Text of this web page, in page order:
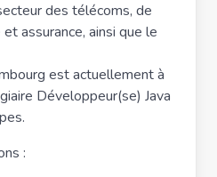
des télécoms, de
assurance, ainsi que le
est actuellement à
Développeur(se) Java
: